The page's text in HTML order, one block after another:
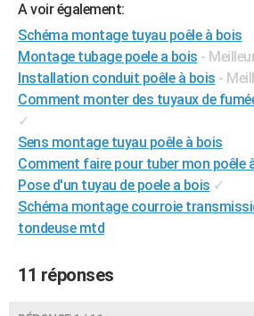
Carte de Noël
Carte Bonne année
Carte Saint-Valentin
Carte Pâques
Carte d'anniversaire
DICTIONNAIRE
Dictionnaire
Biographies
Citations
Expressions
Proverbes
PROGRAMME TV
COPAINS D'AVANT
S'inscrire
Se connecter
Lycées
Collèges
Primaires
Universités
Entreprises
Service militaire
Avis de recherche
AVIS DE DÉCÈS
FORUM
Bricolage
Lifestyle
Culture
Sport
Auto
Television
Voyage
Cinema
A voir également:
Schéma montage tuyau poêle à bois
Montage tubage poele a bois -
Installation conduit poêle à bois -
Comment monter des tuyaux de
✓
Sens montage tuyau poêle à bois
Comment faire pour tuber mon poêle
Pose d'un tuyau de poele a bois ✓
Schéma montage courroie
tondeuse mtd
11 réponses